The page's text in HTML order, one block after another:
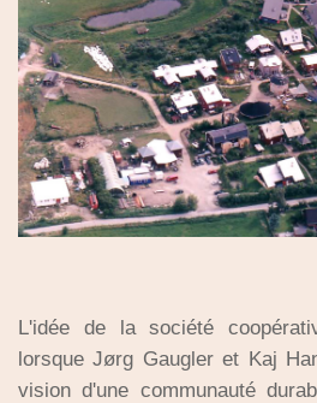
L'idée de la société
lorsque Jørg Gaugler et Kaj
vision d'une communauté